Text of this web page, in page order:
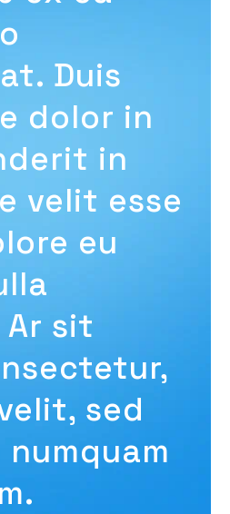
Duis
dolor in
in
velit esse
eu
sit
sed